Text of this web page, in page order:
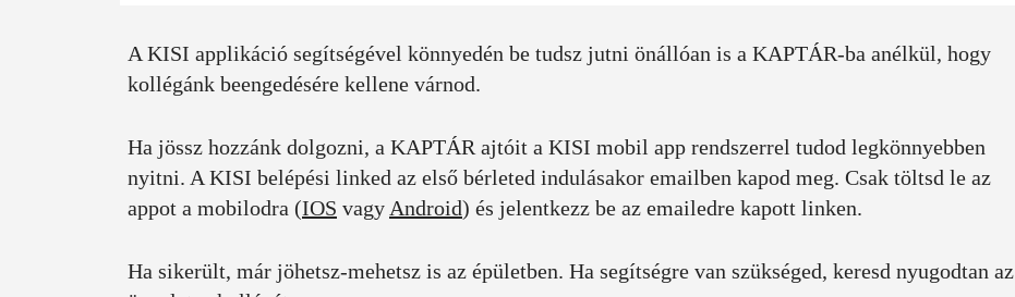
A KISI applikáció segítségével könnyedén be tudsz jutni önállóan is a KAPTÁR-ba anélkül, hogy
kollégánk beengedésére kellene várnod.
Ha jössz hozzánk dolgozni, a KAPTÁR ajtóit a KISI mobil app rendszerrel tudod legkönnyebben
nyitni. A KISI belépési linked az első bérleted indulásakor emailben kapod meg. Csak töltsd le az
appot a mobilodra (IOS vagy Android) és jelentkezz be az emailedre kapott linken.
Ha sikerült, már jöhetsz-mehetsz is az épületben. Ha segítségre van szükséged, keresd nyugodtan az